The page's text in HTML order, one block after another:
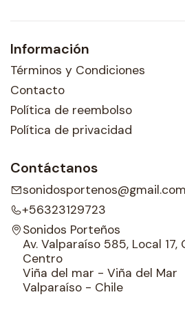
Información
Términos y Condiciones
Contacto
Política de reembolso
Política de privacidad
Contáctanos
sonidosportenos@gmail.com
+56323129723
Sonidos Porteños
Av. Valparaíso 585, Local 17,
Centro
Viña del mar - Viña del Mar
Valparaíso - Chile